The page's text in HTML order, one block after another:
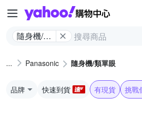
Yahoo
隨身機/類
Panasonic 隨身機/類單眼
品牌 快速到貨 有現貨 挑戰